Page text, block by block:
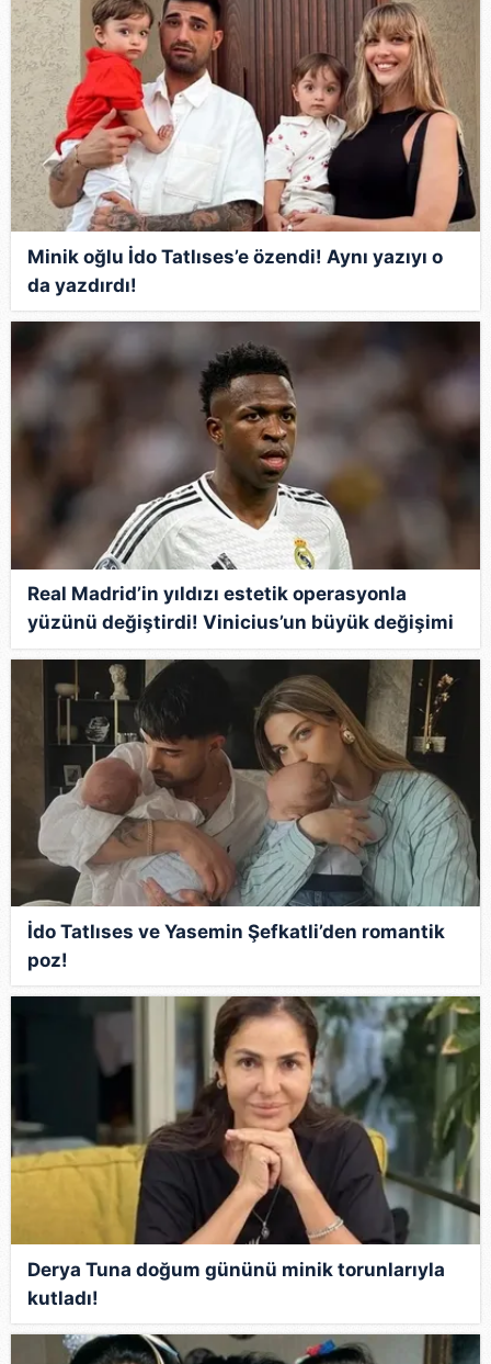
Minik oğlu İdo Tatlıses’e özendi! Aynı yazıyı o
da yazdırdı!
Real Madrid’in yıldızı estetik operasyonla
yüzünü değiştirdi! Vinicius’un büyük değişimi
olay oldu!
İdo Tatlıses ve Yasemin Şefkatli’den romantik
poz!
Derya Tuna doğum gününü minik torunlarıyla
kutladı!